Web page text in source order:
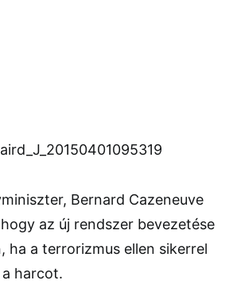
Bernard Cazeneuve
az új rendszer bevezetése
ha a terrorizmus ellen sikerrel
harcot.